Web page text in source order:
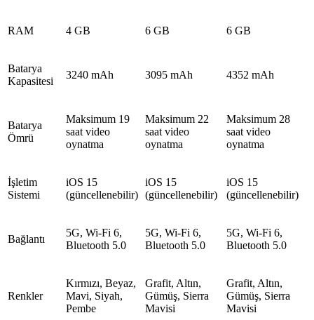
RAM 4 GB 6 GB 6 GB
Batarya
Kapasitesi
3240 mAh 3095 mAh 4352 mAh
Batarya
Ömrü
Maksimum 19
saat video
oynatma
Maksimum 22
saat video
oynatma
Maksimum 28
saat video
oynatma
İşletim
Sistemi
iOS 15
(güncellenebilir)
iOS 15
(güncellenebilir)
iOS 15
(güncellenebilir)
Bağlantı
5G, Wi-Fi 6,
Bluetooth 5.0
5G, Wi-Fi 6,
Bluetooth 5.0
5G, Wi-Fi 6,
Bluetooth 5.0
Renkler
Kırmızı, Beyaz,
Mavi, Siyah,
Pembe
Grafit, Altın,
Gümüş, Sierra
Mavisi
Grafit, Altın,
Gümüş, Sierra
Mavisi